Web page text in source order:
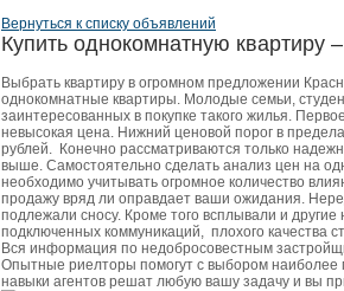
Вернуться к списку объявлений
Купить однокомнатную квартиру
Выбрать квартиру в огромном предложении
однокомнатные квартиры. Молодые семьи,
заинтересованных в покупке такого жилья.
невысокая цена. Нижний ценовой порог в
рублей. Конечно рассматриваются только
выше. Самостоятельно сделать анализ цен на
необходимо учитывать огромное количество
продажу вряд ли оправдает ваши ожидания.
подлежали сносу. Кроме того всплывали и
подключенных коммуникаций, плохого качества
Вся информация по недобросовестным
Опытные риелторы помогут с выбором
навыки агентов решат любую вашу задачу и вы